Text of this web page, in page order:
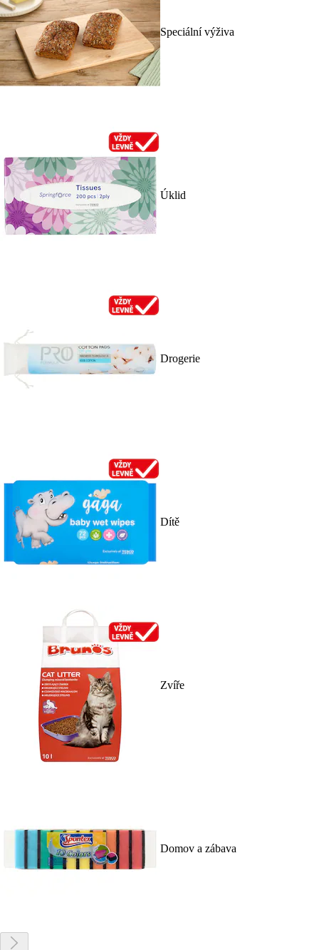
Speciální výživa
Úklid
Drogerie
Dítě
Zvíře
Domov a zábava